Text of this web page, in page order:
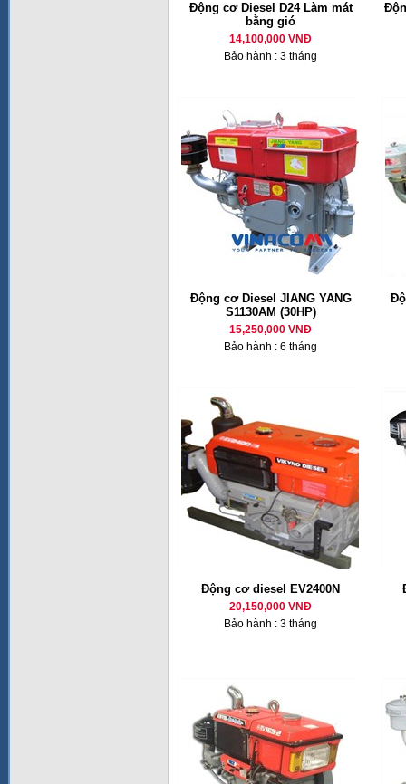
Động cơ Diesel D24 Làm mát
bằng gió
14,100,000 VNĐ
Bảo hành : 3 tháng
Động cơ Diesel JIANG YANG
S1130AM (30HP)
15,250,000 VNĐ
Bảo hành : 6 tháng
Động cơ diesel EV2400N
20,150,000 VNĐ
Bảo hành : 3 tháng